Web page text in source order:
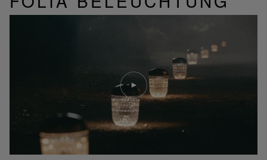
Video
abspielen
YouTube-
Video,
Folia
Mini-
Portable-